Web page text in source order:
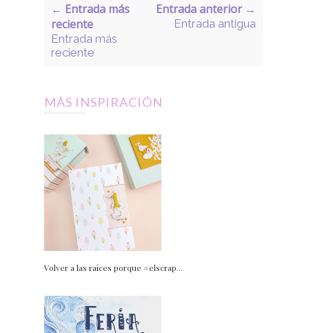
← Entrada más
reciente
Entrada más
reciente
Entrada anterior →
Entrada antigua
MÁS INSPIRACIÓN
Volver a las raíces porque #elscrap...